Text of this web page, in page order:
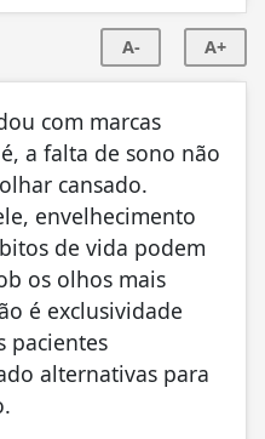
A- A+
com marcas
a falta de sono não
cansado.
envelhecimento
de vida podem
os olhos mais
é exclusividade
pacientes
alternativas para